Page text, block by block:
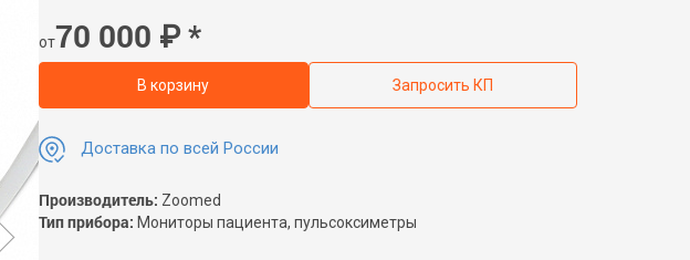
от70 000 ₽*
В корзину Запросить КП
Доставка по всей России
Производитель: Zoomed
Тип прибора: Мониторы пациента, пульсоксиметры